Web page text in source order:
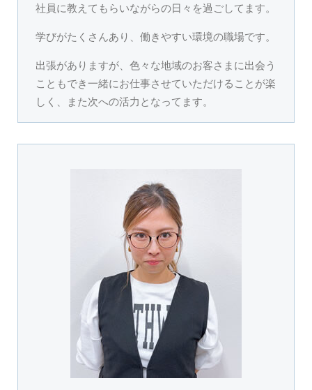
社員に教えてもらいながらの日々を過ごしてます。
学びがたくさんあり、働きやすい環境の職場です。
出張がありますが、色々な地域のお客さまに出会う
こともでき一緒にお仕事させていただけることが楽
しく、また次への活力となってます。